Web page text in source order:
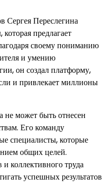
Сергея Переслегина
предлагает
своему пониманию
и умению
он создал платформу,
и привлекает миллионы
не может быть отнесен
Его команду
специалисты, которые
общих целей.
коллективного труда
успешных результатов